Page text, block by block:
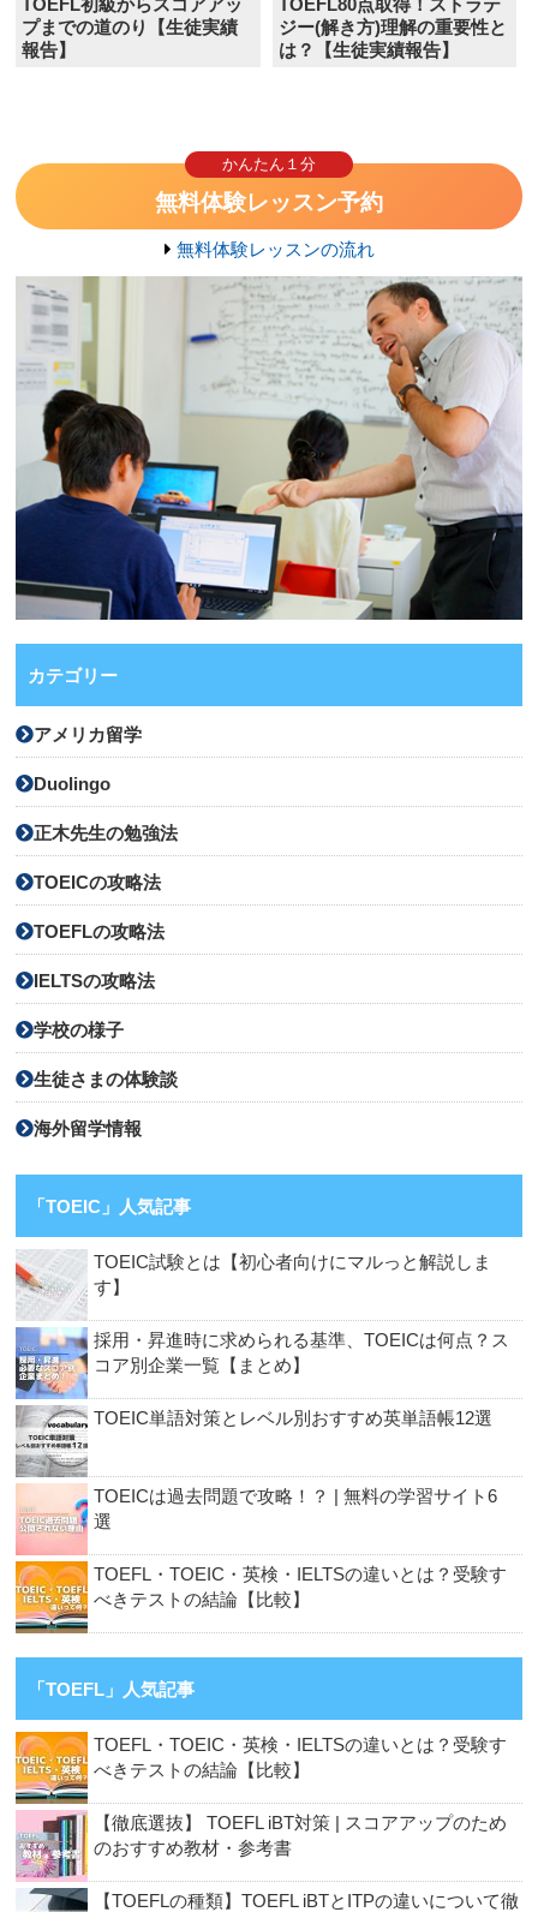
プまでの道のり【生徒実績
報告】
ジー(解き方)理解の重要性と
は？【生徒実績報告】
かんたん１分
無料体験レッスン予約
無料体験レッスンの流れ
カテゴリー
アメリカ留学
Duolingo
正木先生の勉強法
TOEICの攻略法
TOEFLの攻略法
IELTSの攻略法
学校の様子
生徒さまの体験談
海外留学情報
「TOEIC」人気記事
TOEIC試験とは【初心者向けにマルっと解説しま
す】
採用・昇進時に求められる基準、TOEICは何点？ス
コア別企業一覧【まとめ】
TOEIC単語対策とレベル別おすすめ英単語帳12選
TOEICは過去問題で攻略！？ | 無料の学習サイト6
選
TOEFL・TOEIC・英検・IELTSの違いとは？受験す
べきテストの結論【比較】
「TOEFL」人気記事
TOEFL・TOEIC・英検・IELTSの違いとは？受験す
べきテストの結論【比較】
【徹底選抜】 TOEFL iBT対策 | スコアアップのため
のおすすめ教材・参考書
【TOEFLの種類】TOEFL iBTとITPの違いについて徹